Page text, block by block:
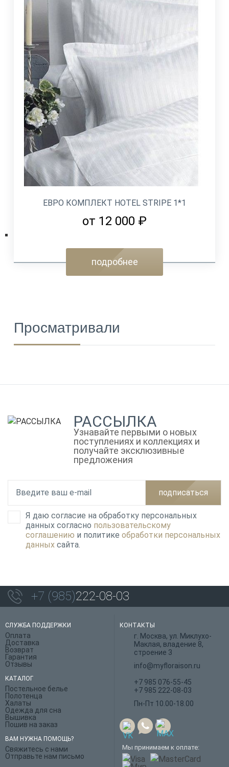
ЕВРО КОМПЛЕКТ HOTEL STRIPE 1*1
от 12 000 ₽
подробнее
Просматривали
РАССЫЛКА
Узнавайте первыми о новых
поступлениях и коллекциях и
получайте эксклюзивные
предложения
подписаться
Я даю согласие на обработку персональных
данных согласно пользовательскому
соглашению и политике обработки персональных
данных сайта.
+7 (985)222-08-03
СЛУЖБА ПОДДЕРЖКИ
Оплата
Доставка
Возврат
Гарантия
Отзывы
КАТАЛОГ
Постельное белье
Полотенца
Халаты
Одежда для сна
Вышивка
Пошив на заказ
ВАМ НУЖНА ПОМОЩЬ?
Свяжитесь с нами
Отправьте нам письмо
КОНТАКТЫ
г. Москва, ул. Миклухо-
Маклая, владение 8,
строение 3
info@myfloraison.ru
+7 985 076-55-45
+7 985 222-08-03
Пн-Пт 10.00-18.00
Мы принимаем к оплате: